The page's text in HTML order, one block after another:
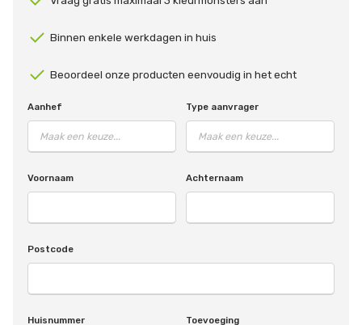
Binnen enkele werkdagen in huis
Beoordeel onze producten eenvoudig in het echt
Aanhef Type aanvrager
Voornaam Achternaam
Postcode
Huisnummer Toevoeging